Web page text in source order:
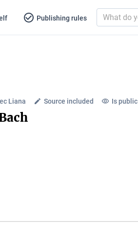
Publishing rules
Liana Source included Is public